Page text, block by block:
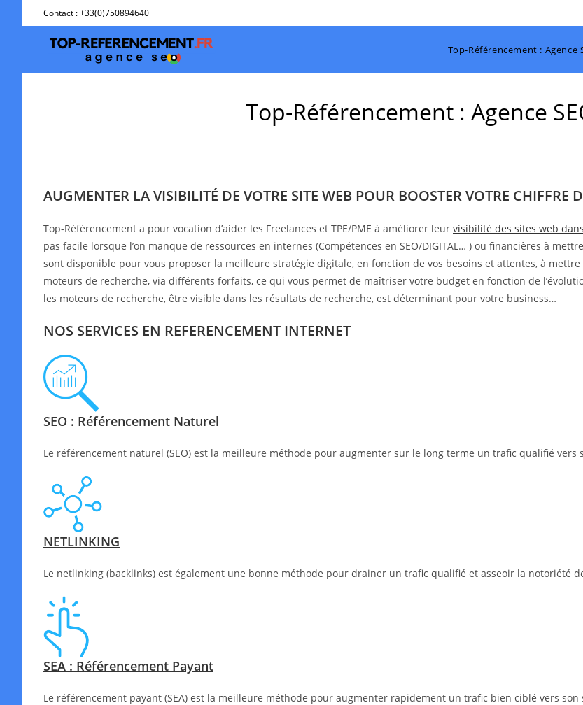
Contact : +33(0)750894640
Top-Référencement : Agence
Top-Référencement : Agence
AUGMENTER LA VISIBILITÉ DE VOTRE SITE WEB POUR BOOSTER VOTRE CHIFFRE
Top-Référencement a pour vocation d’aider les Freelances et TPE/PME à améliorer leur visibilité des sites web
pas facile lorsque l’on manque de ressources en internes (Compétences en SEO/DIGITAL… ) ou financières à
sont disponible pour vous proposer la meilleure stratégie digitale, en fonction de vos besoins et attentes, à
moteurs de recherche, via différents forfaits, ce qui vous permet de maîtriser votre budget en fonction de
les moteurs de recherche, être visible dans les résultats de recherche, est déterminant pour votre business…
NOS SERVICES EN REFERENCEMENT INTERNET
SEO : Référencement Naturel
Le référencement naturel (SEO) est la meilleure méthode pour augmenter sur le long terme un trafic qualifié vers
NETLINKING
Le netlinking (backlinks) est également une bonne méthode pour drainer un trafic qualifié et asseoir la notoriété
SEA : Référencement Payant
Le référencement payant (SEA) est la meilleure méthode pour augmenter rapidement un trafic bien ciblé vers son